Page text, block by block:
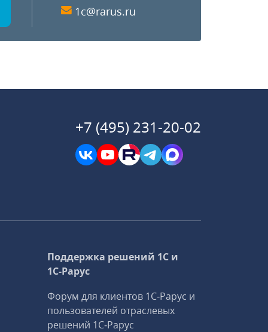
1c@rarus.ru
+7 (495) 231-20-02
Поддержка решений 1С и
1С‑Рарус
Форум для клиентов 1С‑Рарус и
пользователей отраслевых
решений 1С‑Рарус